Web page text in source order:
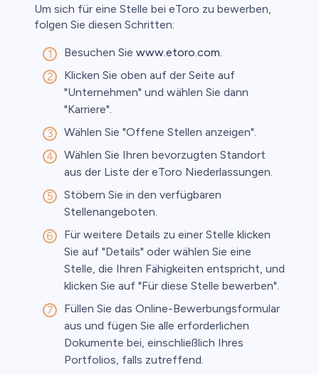
Um sich für eine Stelle bei eToro zu bewerben,
folgen Sie diesen Schritten:
Besuchen Sie www.etoro.com.
Klicken Sie oben auf der Seite auf
"Unternehmen" und wählen Sie dann
"Karriere".
Wählen Sie "Offene Stellen anzeigen".
Wählen Sie Ihren bevorzugten Standort
aus der Liste der eToro Niederlassungen.
Stöbern Sie in den verfügbaren
Stellenangeboten.
Für weitere Details zu einer Stelle klicken
Sie auf "Details" oder wählen Sie eine
Stelle, die Ihren Fähigkeiten entspricht, und
klicken Sie auf "Für diese Stelle bewerben".
Füllen Sie das Online-Bewerbungsformular
aus und fügen Sie alle erforderlichen
Dokumente bei, einschließlich Ihres
Portfolios, falls zutreffend.